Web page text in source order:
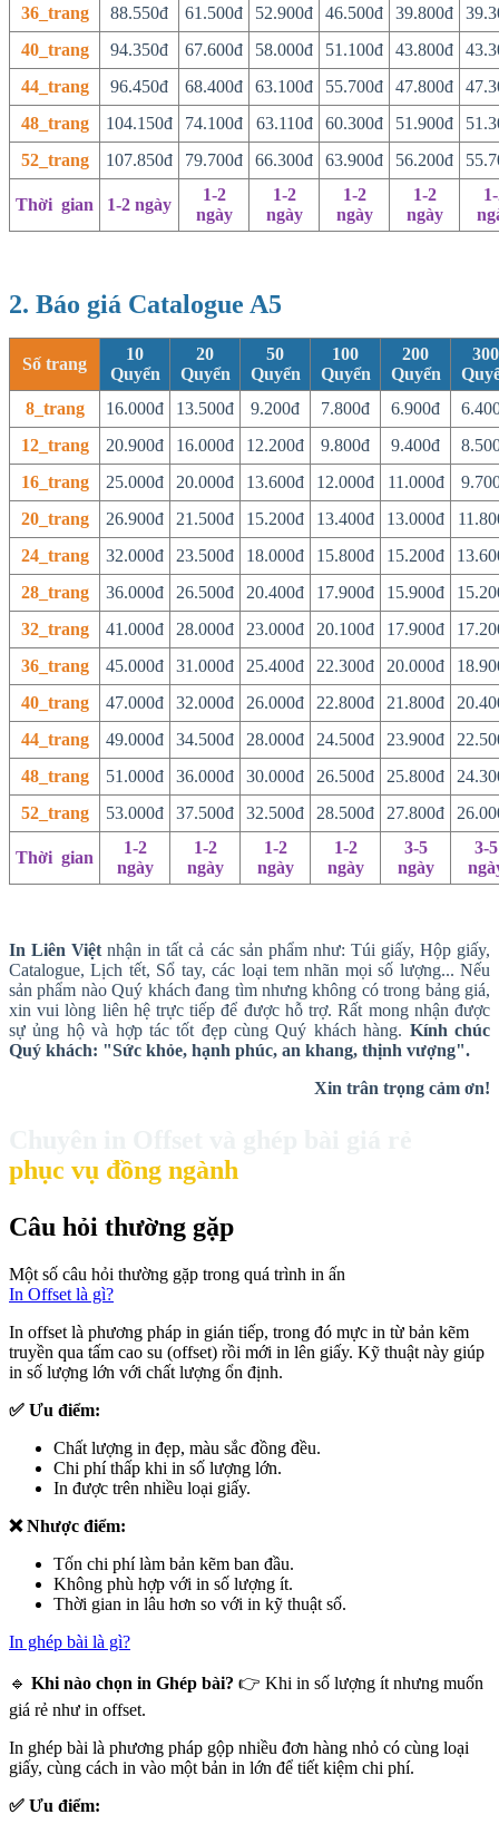
36_trang
88.550đ 61.500đ 52.900đ 46.500đ 39.800đ
40_trang
94.350đ 67.600đ 58.000đ 51.100đ 43.800đ
44_trang
96.450đ 68.400đ 63.100đ 55.700đ 47.800đ
48_trang
104.150đ 74.100đ 63.110đ 60.300đ 51.900đ
52_trang
107.850đ 79.700đ 66.300đ 63.900đ 56.200đ
Thời gian 1-2 ngày
1-2
ngày
1-2
ngày
1-2
ngày
1-2
ngày
2. Báo giá Catalogue A5
Số trang
10
Quyển
20
Quyển
50
Quyển
100
Quyển
200
Quyển
300
8_trang
16.000đ 13.500đ 9.200đ 7.800đ 6.900đ
12_trang
20.900đ 16.000đ 12.200đ 9.800đ 9.400đ
16_trang
25.000đ 20.000đ 13.600đ 12.000đ 11.000đ
20_trang
26.900đ 21.500đ 15.200đ 13.400đ 13.000đ
24_trang
32.000đ 23.500đ 18.000đ 15.800đ 15.200đ
28_trang
36.000đ 26.500đ 20.400đ 17.900đ 15.900đ
32_trang
41.000đ 28.000đ 23.000đ 20.100đ 17.900đ
36_trang
45.000đ 31.000đ 25.400đ 22.300đ 20.000đ
40_trang
47.000đ 32.000đ 26.000đ 22.800đ 21.800đ
44_trang
49.000đ 34.500đ 28.000đ 24.500đ 23.900đ
48_trang
51.000đ 36.000đ 30.000đ 26.500đ 25.800đ
52_trang
53.000đ 37.500đ 32.500đ 28.500đ 27.800đ
Thời gian
1-2
ngày
1-2
ngày
1-2
ngày
1-2
ngày
3-5
ngày
3-5
In Liên Việt nhận in tất cả các sản phẩm như: Túi giấy, Hộp giấy,
Catalogue, Lịch tết, Sổ tay, các loại tem nhãn mọi số lượng... Nếu
sản phẩm nào Quý khách đang tìm nhưng không có trong bảng giá,
xin vui lòng liên hệ trực tiếp để được hỗ trợ. Rất mong nhận được
sự ủng hộ và hợp tác tốt đẹp cùng Quý khách hàng. Kính chúc
Quý khách: "Sức khỏe, hạnh phúc, an khang, thịnh vượng".
Xin trân trọng cảm ơn!
phục vụ đồng ngành
Câu hỏi thường gặp
Một số câu hỏi thường gặp trong quá trình in ấn
In Offset là gì?
In offset là phương pháp in gián tiếp, trong đó mực in từ bản kẽm
truyền qua tấm cao su (offset) rồi mới in lên giấy. Kỹ thuật này giúp
in số lượng lớn với chất lượng ổn định.
✅ Ưu điểm:
Chất lượng in đẹp, màu sắc đồng đều.
Chi phí thấp khi in số lượng lớn.
In được trên nhiều loại giấy.
❌ Nhược điểm:
Tốn chi phí làm bản kẽm ban đầu.
Không phù hợp với in số lượng ít.
Thời gian in lâu hơn so với in kỹ thuật số.
In ghép bài là gì?
🔹 Khi nào chọn in Ghép bài? 👉 Khi in số lượng ít nhưng muốn
giá rẻ như in offset.
In ghép bài là phương pháp gộp nhiều đơn hàng nhỏ có cùng loại
giấy, cùng cách in vào một bản in lớn để tiết kiệm chi phí.
✅ Ưu điểm: